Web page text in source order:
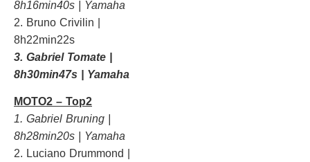
8h16min40s | Yamaha
2. Bruno Crivilin |
8h22min22s
3. Gabriel Tomate |
8h30min47s | Yamaha
MOTO2 – Top2
1. Gabriel Bruning |
8h28min20s | Yamaha
2. Luciano Drummond |